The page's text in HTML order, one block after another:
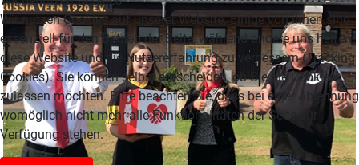
Wir nutzen Cookies auf unserer Website. Einige von ihnen sind
essenziell für den Betrieb der Seite, während andere uns helfen,
diese Website und die Nutzererfahrung zu verbessern (Tracking
Cookies). Sie können selbst entscheiden, ob Sie die Cookies
zulassen möchten. Bitte beachten Sie, dass bei einer Ablehnung
womöglich nicht mehr alle Funktionalitäten der Seite zur
Verfügung stehen.